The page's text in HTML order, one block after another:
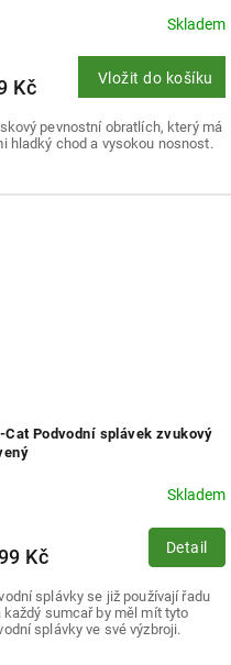
Skladem
Kč Vložit do košíku
pevnostní obratlích, který má
hladký chod a vysokou nosnost.
Cat Podvodní splávek zvukový
Skladem
Kč Detail
splávky se již používají řadu
každý sumcař by měl mít tyto
splávky ve své výzbroji.